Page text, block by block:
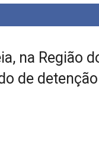
na Região
de